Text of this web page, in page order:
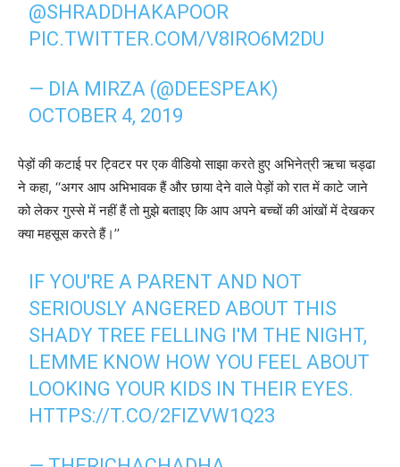
@SHRADDHAKAPOOR
PIC.TWITTER.COM/V8IRO6M2DU
— DIA MIRZA (@DEESPEAK)
OCTOBER 4, 2019
पेड़ों की कटाई पर ट्विटर पर एक वीडियो साझा करते हुए अभिनेत्री ऋचा चड्ढा
ने कहा, ‘‘अगर आप अभिभावक हैं और छाया देने वाले पेड़ों को रात में काटे जाने
को लेकर गुस्से में नहीं हैं तो मुझे बताइए कि आप अपने बच्चों की आंखों में देखकर
क्या महसूस करते हैं।’’
IF YOU'RE A PARENT AND NOT
SERIOUSLY ANGERED ABOUT THIS
SHADY TREE FELLING I'M THE NIGHT,
LEMME KNOW HOW YOU FEEL ABOUT
LOOKING YOUR KIDS IN THEIR EYES.
HTTPS://T.CO/2FIZVW1Q23